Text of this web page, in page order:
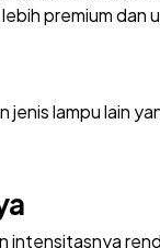
premium
lampu lain
intensitasnya